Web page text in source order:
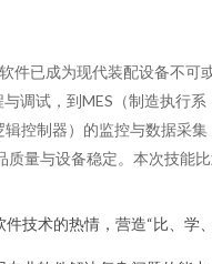
件已成为现代装配设备不可
调试，到MES（制造执行系
控制器）的监控与数据采集
质量与设备稳定。本次技能
技术的热情，营造“比、学